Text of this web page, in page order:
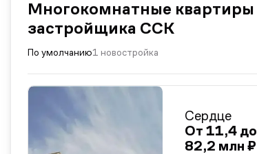
Многокомнатные квартиры
застройщика ССК
По умолчанию1 новостройка
Сердце
От 11,4 до
82,2 млн ₽